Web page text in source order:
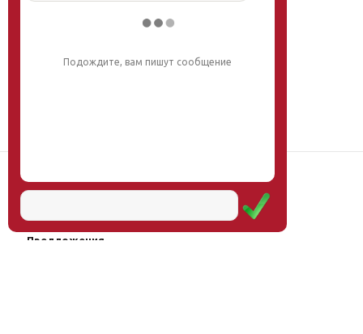
Научная школа
Услуги
Предложения
Напишите, что вас интересует, и мы вам